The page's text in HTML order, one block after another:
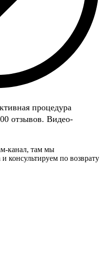
процедура
отзывов. Видео-
канал, там мы
консультируем по возврату